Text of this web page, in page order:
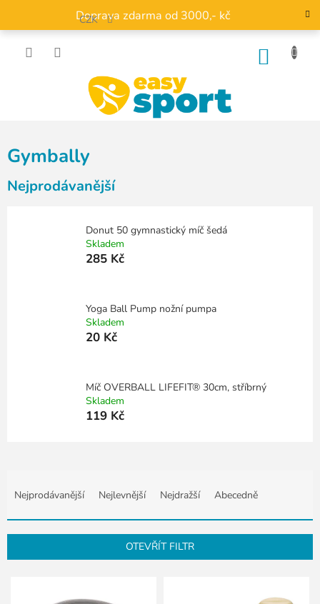
obsah
Doprava zdarma od 3000,- kč
CZK
Gymbally
Nejprodávanější
Donut 50 gymnastický míč šedá
Skladem
285 Kč
Yoga Ball Pump nožní pumpa
Skladem
20 Kč
Míč OVERBALL LIFEFIT® 30cm, stříbrný
Skladem
119 Kč
e
n
í
Nejprodávanější Nejlevnější Nejdražší Abecedně
OTEVŘÍT FILTR